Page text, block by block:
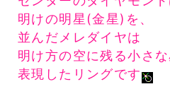
明けの明星(金星)を、
並んだメレダイヤは
明け方の空に残る小さ
表現したリングです